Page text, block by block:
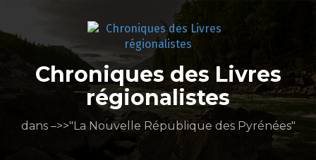
contenu
Chroniques des Livres
régionalistes
dans –>>"La Nouvelle République des Pyrénées"